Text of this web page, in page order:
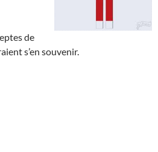
de
s’en souvenir.